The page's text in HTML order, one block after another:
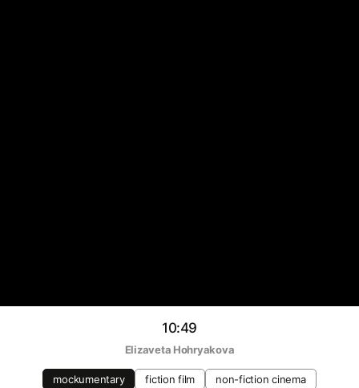
10:49
Elizaveta Hohryakova
mockumentary fiction film non-fiction cinema